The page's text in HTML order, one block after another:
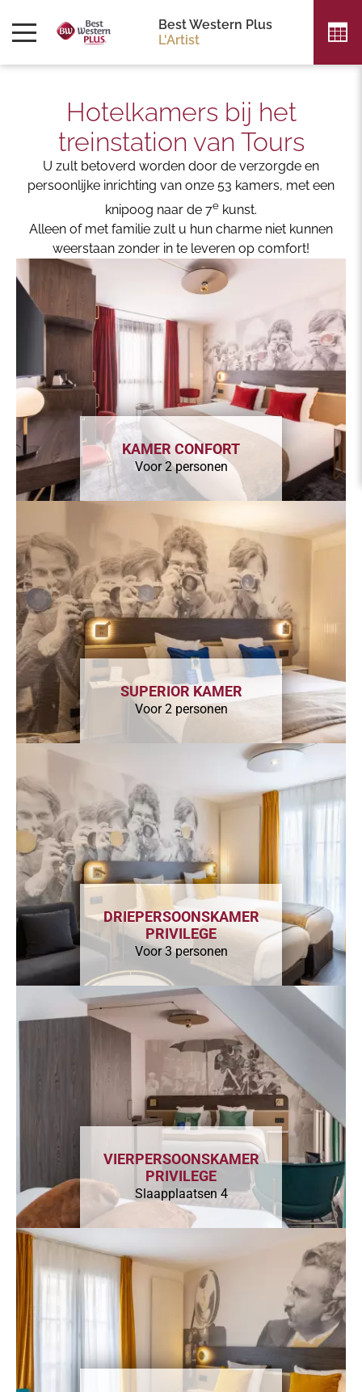
Best Western Plus
L'Artist
Hotelkamers bij het
treinstation van Tours
U zult betoverd worden door de verzorgde en
persoonlijke inrichting van onze 53 kamers, met een
knipoog naar de 7e kunst.
Alleen of met familie zult u hun charme niet kunnen
weerstaan zonder in te leveren op comfort!
KAMER CONFORT
Voor 2 personen
SUPERIOR KAMER
Voor 2 personen
DRIEPERSOONSKAMER
PRIVILEGE
Voor 3 personen
VIERPERSOONSKAMER
PRIVILEGE
Slaapplaatsen 4